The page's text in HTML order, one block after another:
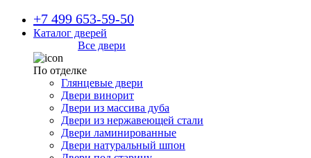
+7 499 653-59-50
Каталог дверей
Все двери
По отделке
Глянцевые двери
Двери винорит
Двери из массива дуба
Двери из нержавеющей стали
Двери ламинированные
Двери натуральный шпон